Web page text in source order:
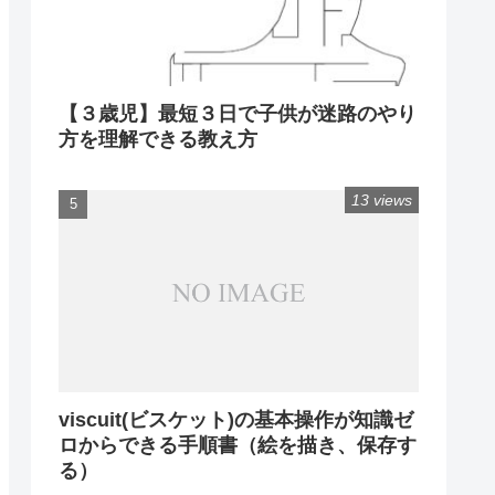
【３歳児】最短３日で子供が迷路のやり
方を理解できる教え方
viscuit(ビスケット)の基本操作が知識ゼ
ロからできる手順書（絵を描き、保存す
る）
13 views